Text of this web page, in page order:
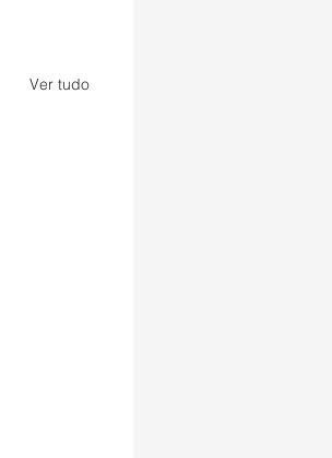
Ver tudo